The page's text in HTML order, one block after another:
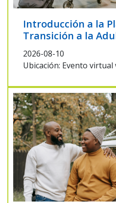
Introducción a la
Transición a la
2026-08-10
Ubicación: Evento virtual